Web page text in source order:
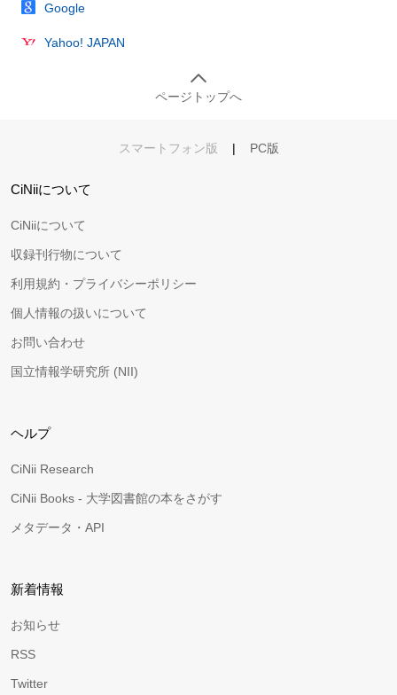
Google
Yahoo! JAPAN
ページトップへ
スマートフォン版 | PC版
CiNiiについて
CiNiiについて
収録刊行物について
利用規約・プライバシーポリシー
個人情報の扱いについて
お問い合わせ
国立情報学研究所 (NII)
ヘルプ
CiNii Research
CiNii Books - 大学図書館の本をさがす
メタデータ・API
新着情報
お知らせ
RSS
Twitter